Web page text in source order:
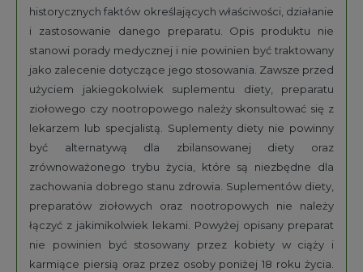
historycznych faktów określających właściwości, działanie
i zastosowanie danego preparatu. Opis produktu nie
stanowi porady medycznej i nie powinien być traktowany
jako zalecenie dotyczące jego stosowania. Zawsze przed
użyciem jakiegokolwiek suplementu diety, preparatu
ziołowego czy nootropowego należy skonsultować się z
lekarzem lub specjalistą. Suplementy diety nie powinny
być alternatywą dla zbilansowanej diety oraz
zrównoważonego trybu życia, które są niezbędne dla
zachowania dobrego stanu zdrowia. Suplementów diety,
preparatów ziołowych oraz nootropowych nie należy
łączyć z jakimikolwiek lekami. Powyżej opisany preparat
nie powinien być stosowany przez kobiety w ciąży i
karmiące piersią oraz przez osoby poniżej 18 roku życia.